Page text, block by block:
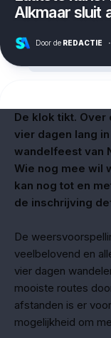
Alkmaar sluit
Door de REDACTIE ·
De klok tikt.
vier dagen lang
wandelfeest van
Wie nog mee wil
kan nog tot en
de inschrijving
De
veelbelovend en
vier dagen
mooiste routes
afstanden is er
mogelijkheid om